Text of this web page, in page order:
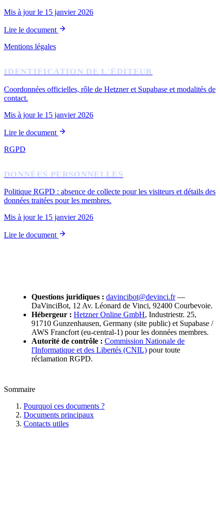
Mis à jour le 15 janvier 2026
Lire le document
Mentions légales
IDENTIFICATION DE L'ÉDITEUR
Coordonnées officielles, rôle de Hetzner et Supabase et modalités de
contact.
Mis à jour le 15 janvier 2026
Lire le document
RGPD
DONNÉES PERSONNELLES
Politique RGPD : absence de collecte pour les visiteurs et détails des
données traitées pour les membres.
Mis à jour le 15 janvier 2026
Lire le document
Questions juridiques : davincibot@devinci.fr—
DaVinciBot, 12 Av. Léonard de Vinci, 92400 Courbevoie.
Hébergeur : Hetzner Online GmbH, Industriestr. 25,
91710 Gunzenhausen, Germany (site public) et Supabase /
AWS Francfort (eu-central-1) pour les données membres.
Autorité de contrôle : Commission Nationale de
l'Informatique et des Libertés (CNIL) pour toute
réclamation RGPD.
Sommaire
Pourquoi ces documents ?
Documents principaux
Contacts utiles